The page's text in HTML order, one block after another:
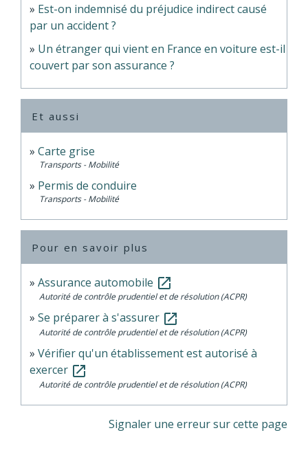
Est-on indemnisé du préjudice indirect causé
par un accident ?
Un étranger qui vient en France en voiture est-il
couvert par son assurance ?
Et aussi
Carte grise
Transports - Mobilité
Permis de conduire
Transports - Mobilité
Pour en savoir plus
Assurance automobile open_in_new
Autorité de contrôle prudentiel et de résolution (ACPR)
Se préparer à s'assurer open_in_new
Autorité de contrôle prudentiel et de résolution (ACPR)
Vérifier qu'un établissement est autorisé à
exercer open_in_new
Autorité de contrôle prudentiel et de résolution (ACPR)
Signaler une erreur sur cette page